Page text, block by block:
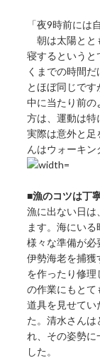
「夜9時前には
朝は太陽とと
寝するという
くまでの時間
とほぼ同じで
中に当たり前
方は、運動は特
実際は意外と足
んはウォーキン
■漁のコツは丁
漁に出ない日
ます。海にい
様々な準備が必
伊勢海老を捕獲
を作ったり修
の作業にもとて
道具を見せてい
た。清水さんは
れ、その姿勢に
した。